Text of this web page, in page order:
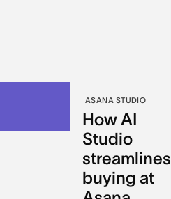
ASANA STUDIO
How AI
Studio
streamlines
buying at